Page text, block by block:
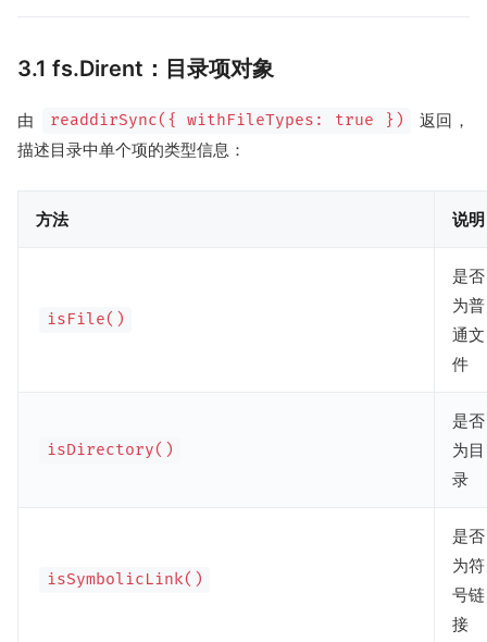
3.1 fs.Dirent：目录项对象
由 readdirSync({ withFileTypes: true })
返回，
描述目录中单个项的类型信息：
方法 说明
isFile()
是否
为普
通文
件
isDirectory()
是否
为目
录
isSymbolicLink()
是否
为符
号链
接